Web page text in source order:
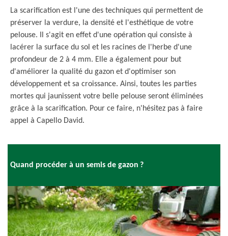
La scarification est l'une des techniques qui permettent de
préserver la verdure, la densité et l'esthétique de votre
pelouse. Il s'agit en effet d'une opération qui consiste à
lacérer la surface du sol et les racines de l'herbe d'une
profondeur de 2 à 4 mm. Elle a également pour but
d'améliorer la qualité du gazon et d'optimiser son
développement et sa croissance. Ainsi, toutes les parties
mortes qui jaunissent votre belle pelouse seront éliminées
grâce à la scarification. Pour ce faire, n'hésitez pas à faire
appel à Capello David.
Quand procéder à un semis de gazon ?